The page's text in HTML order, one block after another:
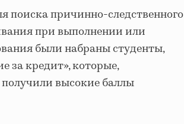
поиска причинно-следственного
при выполнении или
были набраны студенты,
за кредит», которые,
высокие баллы